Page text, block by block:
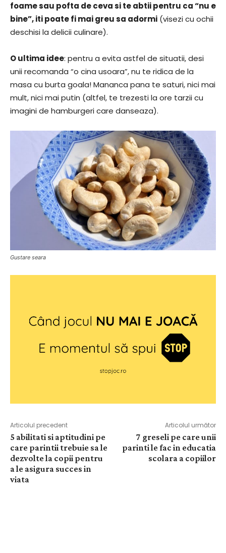
foame sau pofta de ceva si te abtii pentru ca “nu e
bine”, iti poate fi mai greu sa adormi (visezi cu ochii
deschisi la delicii culinare).
O ultima idee: pentru a evita astfel de situatii, desi
unii recomanda “o cina usoara”, nu te ridica de la
masa cu burta goala! Mananca pana te saturi, nici mai
mult, nici mai putin (altfel, te trezesti la ore tarzii cu
imagini de hamburgeri care danseaza).
Gustare seara
Articolul precedent
5 abilitati si aptitudini pe
care parintii trebuie sa le
dezvolte la copii pentru
a le asigura succes in
viata
Articolul următor
7 greseli pe care unii
parinti le fac in educatia
scolara a copiilor